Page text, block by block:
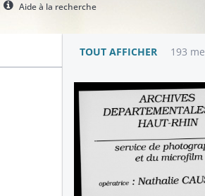
Aide à la recherche
TOUT AFFICHER 193